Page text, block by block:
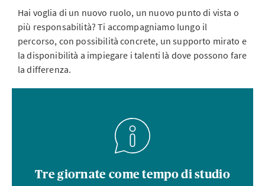
Hai voglia di un nuovo ruolo, un nuovo punto di vista o
più responsabilità? Ti accompagniamo lungo il
percorso, con possibilità concrete, un supporto mirato e
la disponibilità a impiegare i talenti là dove possono fare
la differenza.
Tre giornate come tempo di studio